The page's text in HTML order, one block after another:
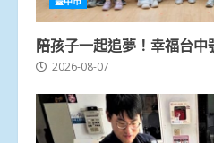
陪孩子一起追夢！幸福台中
2026-08-07